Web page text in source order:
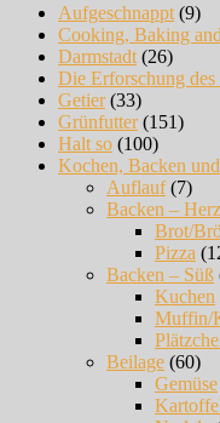
Aufgeschnappt (9)
Cooking, Baking
Darmstadt (26)
Die Erforschung
Getier(33)
Grünfutter(151)
Halt so (100)
Kochen, Backen
Auflauf(7)
Backen –
Brot/
Pizza
Backen – Süß
Kuchen
Muffin/
Beilage (60)
Gemüse